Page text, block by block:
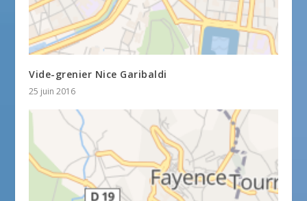
Vide-grenier Nice Garibaldi
25 juin 2016